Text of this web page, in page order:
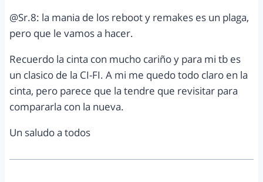
@Sr.8: la mania de los reboot y remakes es un plaga,
pero que le vamos a hacer.
Recuerdo la cinta con mucho cariño y para mi tb es
un clasico de la CI-FI. A mi me quedo todo claro en la
cinta, pero parece que la tendre que revisitar para
compararla con la nueva.
Un saludo a todos